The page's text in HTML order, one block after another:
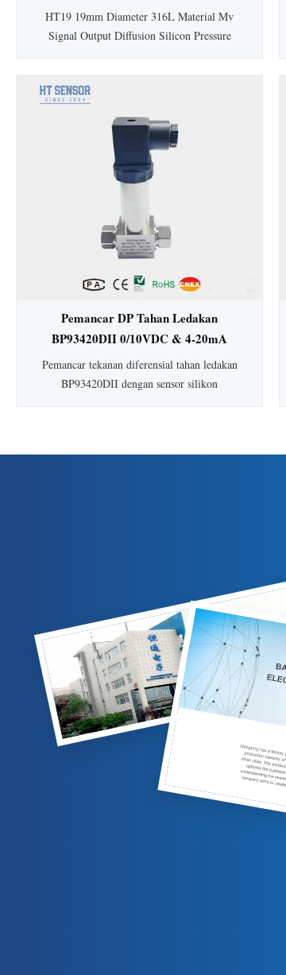
Sensor
HT19 19mm Diameter 316L Material Mv
Signal Output Diffusion Silicon Pressure
15mm: HT19 piezoresistive silicon pressure
tinggi difuse reflection silicon sensing
element...
Pemancar DP Tahan Ledakan
BP93420DII 0/10VDC & 4-20mA
Pemancar Tekanan Diferensial
Pemancar Level
Pemancar tekanan diferensial tahan ledakan
BP93420DII dengan sensor silikon
pengukuran gas/cairan di industri minyak